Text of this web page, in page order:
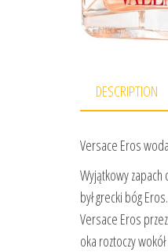
DESCRIPTION
Versace Eros
Wyjątkowy zapach
był grecki bóg
Versace Eros
oka roztoczy